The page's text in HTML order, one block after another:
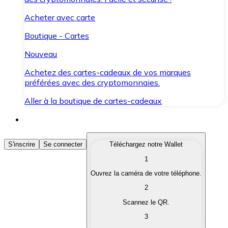
Acheter avec carte
Boutique - Cartes
Nouveau
Achetez des cartes-cadeaux de vos marques
préférées avec des cryptomonnaies.
Aller à la boutique de cartes-cadeaux
Acheter des Cryptomonnaies
Achetez les cryptomonnaies qui vous intéressent
Convertissez vos cryptomonnaies en monnaie
S'inscrire Se connecter
Téléchargez notre Wallet
1
Ouvrez la caméra de votre téléphone.
2
Scannez le QR.
3